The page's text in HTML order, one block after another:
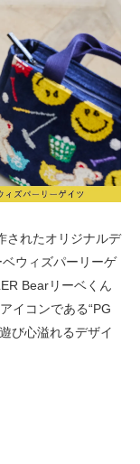
されたオリジナルデ
ウィズパーリーゲ
Bearリーベくん
イコンである“PG
び心溢れるデザイ